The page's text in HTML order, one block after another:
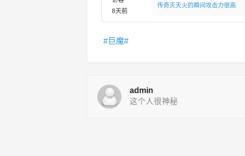
8天前
传奇灭天火的瞬间攻击力很高
巨魔
admin
这个人很神秘